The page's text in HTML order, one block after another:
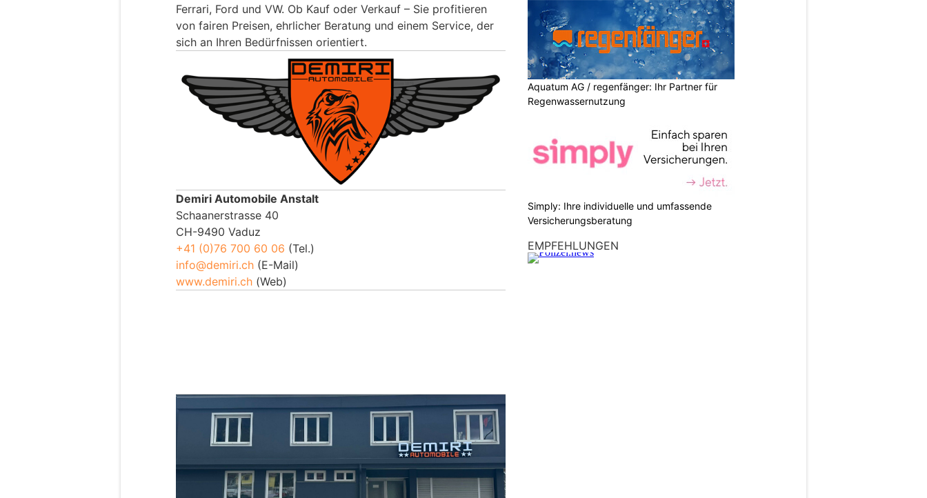
Ferrari, Ford und VW. Ob Kauf oder Verkauf – Sie profitieren
von fairen Preisen, ehrlicher Beratung und einem Service, der
sich an Ihren Bedürfnissen orientiert.
Demiri Automobile Anstalt
Schaanerstrasse 40
CH-9490 Vaduz
+41 (0)76 700 60 06 (Tel.)
info@demiri.ch (E-Mail)
www.demiri.ch (Web)
Aquatum AG / regenfänger: Ihr Partner für
Regenwassernutzung
Simply: Ihre individuelle und umfassende
Versicherungsberatung
EMPFEHLUNGEN